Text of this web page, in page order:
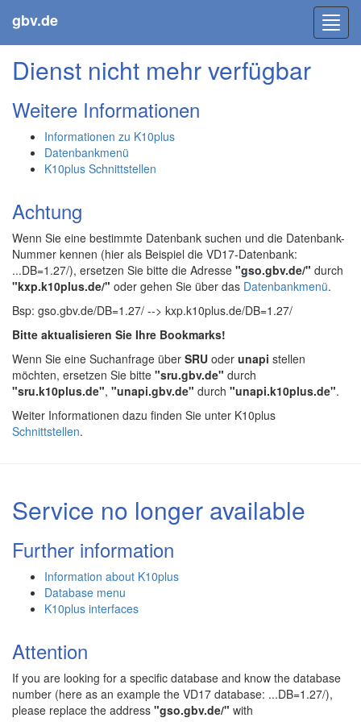
gbv.de
Dienst nicht mehr verfügbar
Weitere Informationen
Informationen zu K10plus
Datenbankmenü
K10plus Schnittstellen
Achtung
Wenn Sie eine bestimmte Datenbank suchen und die Datenbank-
Nummer kennen (hier als Beispiel die VD17-Datenbank:
...DB=1.27/), ersetzen Sie bitte die Adresse "gso.gbv.de/" durch
"kxp.k10plus.de/" oder gehen Sie über das Datenbankmenü.
Bsp: gso.gbv.de/DB=1.27/ --> kxp.k10plus.de/DB=1.27/
Bitte aktualisieren Sie Ihre Bookmarks!
Wenn Sie eine Suchanfrage über SRU oder unapi stellen
möchten, ersetzen Sie bitte "sru.gbv.de" durch
"sru.k10plus.de", "unapi.gbv.de" durch "unapi.k10plus.de".
Weiter Informationen dazu finden Sie unter K10plus
Schnittstellen.
Service no longer available
Further information
Information about K10plus
Database menu
K10plus interfaces
Attention
If you are looking for a specific database and know the database
number (here as an example the VD17 database: ...DB=1.27/),
please replace the address "gso.gbv.de/" with